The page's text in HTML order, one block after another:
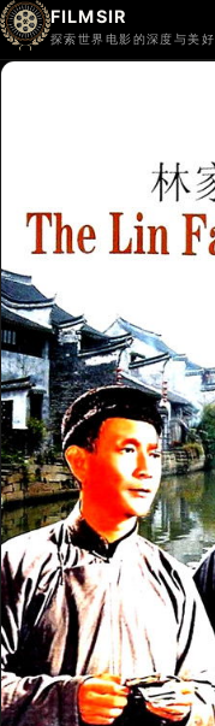
FILMSIR
探索世界电影的深度与美好
导演宇宙
影片库
影评与解读
关于我们